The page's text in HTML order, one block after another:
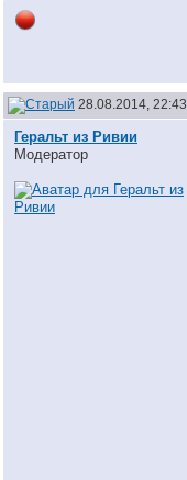
28.08.2014, 22:43
Геральт из Ривии
Модератор